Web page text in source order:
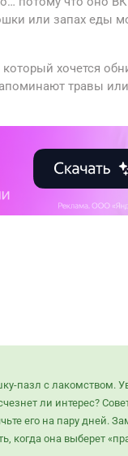
или запах еды
хочется
травы
пазл с лакомством.
ли интерес?
его на пару дней.
когда она выберет